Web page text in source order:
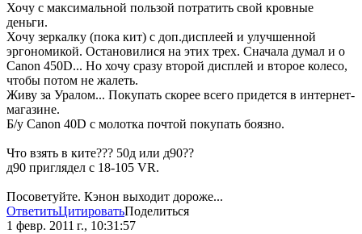
Хочу с максимальной пользой потратить свой кровные
деньги.
Хочу зеркалку (пока кит) с доп.дисплеей и улучшенной
эргономикой. Остановилися на этих трех. Сначала думал и о
Canon 450D... Но хочу сразу второй дисплей и второе колесо,
чтобы потом не жалеть.
Живу за Уралом... Покупать скорее всего придется в интернет-
магазине.
Б/у Canon 40D с молотка почтой покупать боязно.
Что взять в ките??? 50д или д90??
д90 приглядел с 18-105 VR.
Посоветуйте. Кэнон выходит дороже...
ОтветитьЦитироватьПоделиться
1 февр. 2011 г., 10:31:57